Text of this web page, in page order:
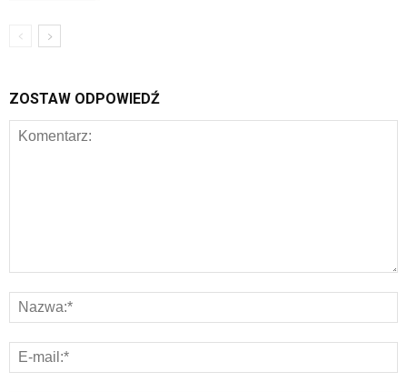
ZOSTAW ODPOWIEDŹ